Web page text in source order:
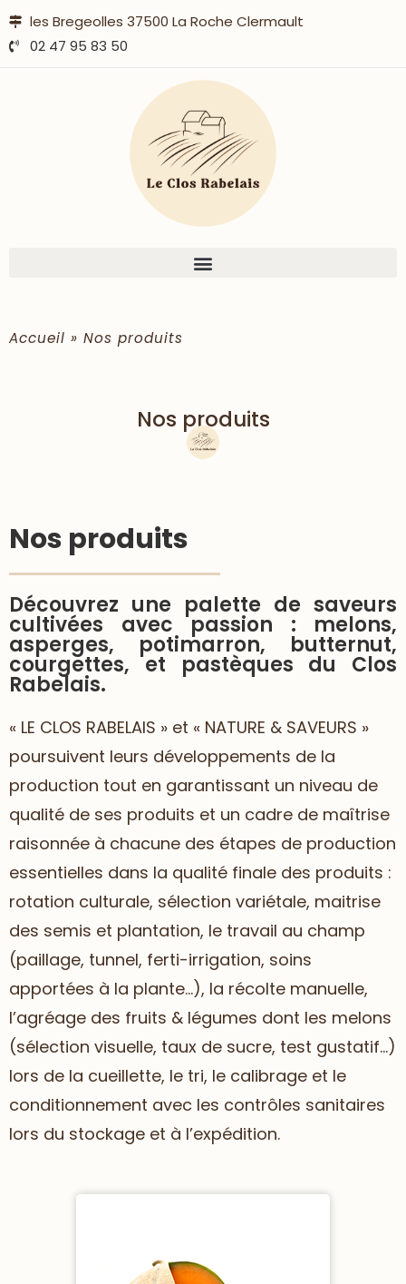
les Bregeolles 37500 La Roche Clermault
02 47 95 83 50
Accueil » Nos produits
Nos produits
Nos produits
Découvrez une palette de saveurs
cultivées avec passion : melons,
asperges, potimarron, butternut,
courgettes, et pastèques du Clos
Rabelais.
« LE CLOS RABELAIS » et « NATURE & SAVEURS »
poursuivent leurs développements de la
production tout en garantissant un niveau de
qualité de ses produits et un cadre de maîtrise
raisonnée à chacune des étapes de production
essentielles dans la qualité finale des produits :
rotation culturale, sélection variétale, maitrise
des semis et plantation, le travail au champ
(paillage, tunnel, ferti-irrigation, soins
apportées à la plante…), la récolte manuelle,
l’agréage des fruits & légumes dont les melons
(sélection visuelle, taux de sucre, test gustatif…)
lors de la cueillette, le tri, le calibrage et le
conditionnement avec les contrôles sanitaires
lors du stockage et à l’expédition.